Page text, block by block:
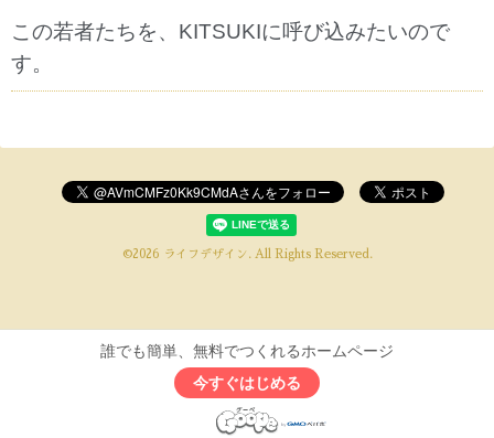
この若者たちを、KITSUKIに呼び込みたいので
す。
©2026 ライフデザイン. All Rights Reserved.
誰でも簡単、無料でつくれるホームページ
今すぐはじめる